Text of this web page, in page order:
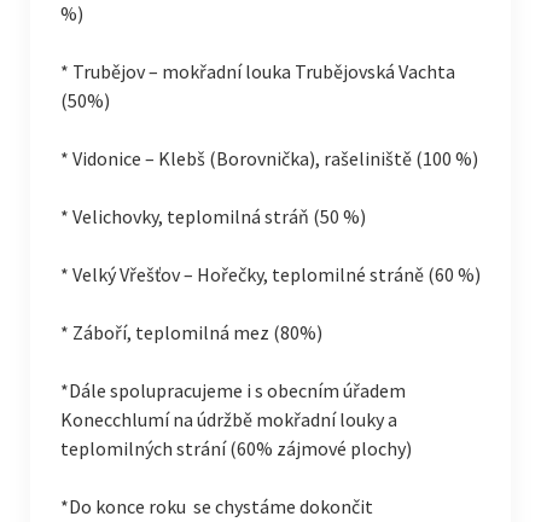
%)
* Trubějov – mokřadní louka Trubějovská Vachta
(50%)
* Vidonice – Klebš (Borovnička), rašeliniště (100 %)
* Velichovky, teplomilná stráň (50 %)
* Velký Vřešťov – Hořečky, teplomilné stráně (60 %)
* Záboří, teplomilná mez (80%)
*Dále spolupracujeme i s obecním úřadem
Konecchlumí na údržbě mokřadní louky a
teplomilných strání (60% zájmové plochy)
*Do konce roku se chystáme dokončit